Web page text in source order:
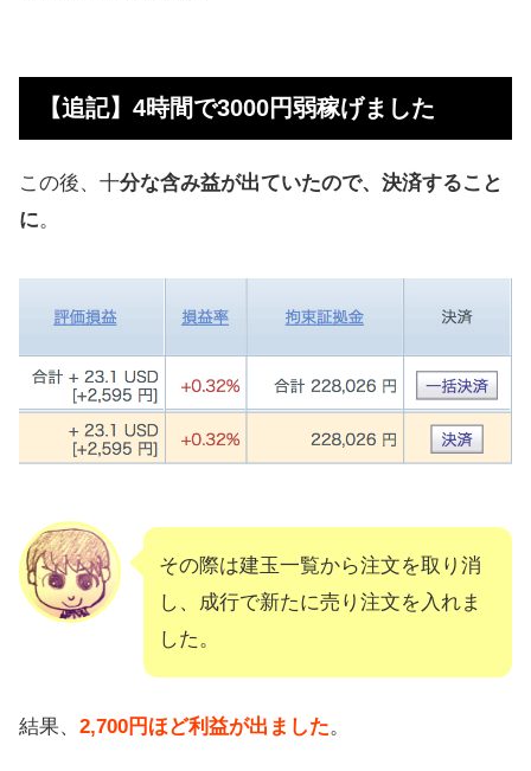
【追記】4時間で3000円弱稼げました
この後、十分な含み益が出ていたので、決済すること
に。
その際は建玉一覧から注文を取り消
し、成行で新たに売り注文を入れま
した。
結果、 2,700円ほど利益が出ました。